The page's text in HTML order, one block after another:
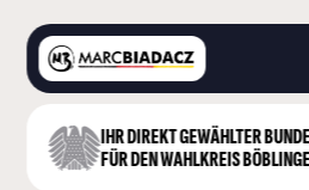
IHR DIREKT GEWÄHLTER
FÜR DEN WAHLKREIS